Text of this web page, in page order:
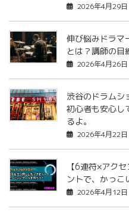
2026年4月29日
伸び悩みドラマ
とは？講師の目
2026年4月26日
渋谷のドラムシ
初心者も安心し
るよ。
2026年4月22日
【6連符×アク
ントで、かっこ
2026年4月12日